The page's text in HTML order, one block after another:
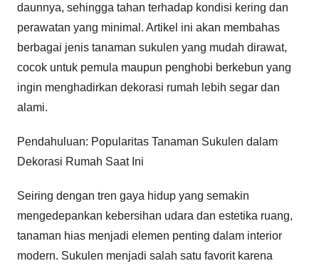
daunnya, sehingga tahan terhadap kondisi kering dan
perawatan yang minimal. Artikel ini akan membahas
berbagai jenis tanaman sukulen yang mudah dirawat,
cocok untuk pemula maupun penghobi berkebun yang
ingin menghadirkan dekorasi rumah lebih segar dan
alami.
Pendahuluan: Popularitas Tanaman Sukulen dalam
Dekorasi Rumah Saat Ini
Seiring dengan tren gaya hidup yang semakin
mengedepankan kebersihan udara dan estetika ruang,
tanaman hias menjadi elemen penting dalam interior
modern. Sukulen menjadi salah satu favorit karena